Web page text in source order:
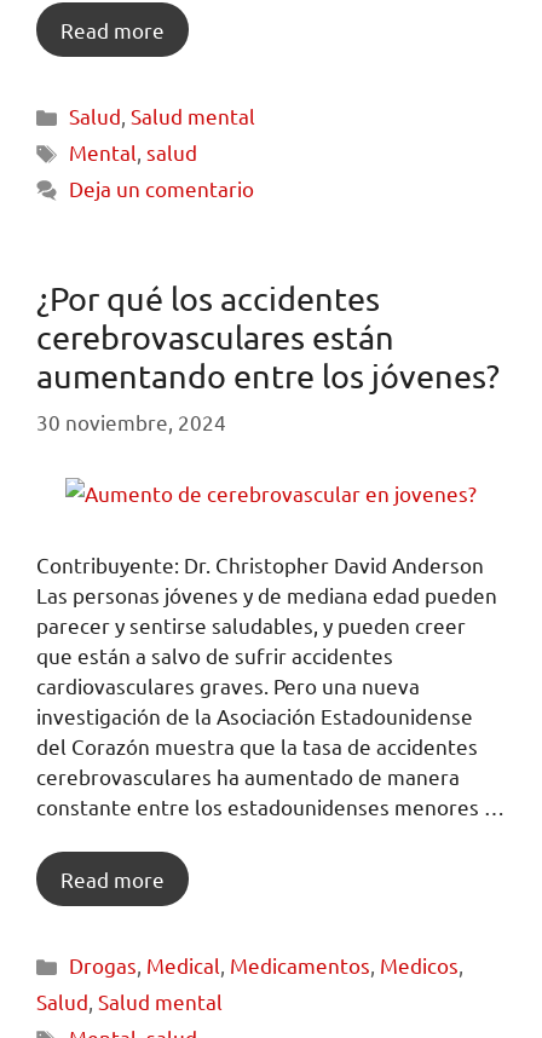
Read more
Salud,Salud mental
Mental,salud
Deja un comentario
¿Por qué los accidentes
cerebrovasculares están
aumentando entre los jóvenes?
30 noviembre, 2024
Contribuyente: Dr. Christopher David Anderson
Las personas jóvenes y de mediana edad pueden
parecer y sentirse saludables, y pueden creer
que están a salvo de sufrir accidentes
cardiovasculares graves. Pero una nueva
investigación de la Asociación Estadounidense
del Corazón muestra que la tasa de accidentes
cerebrovasculares ha aumentado de manera
constante entre los estadounidenses menores …
Read more
Drogas, Medical, Medicamentos, Medicos,
Salud, Salud mental